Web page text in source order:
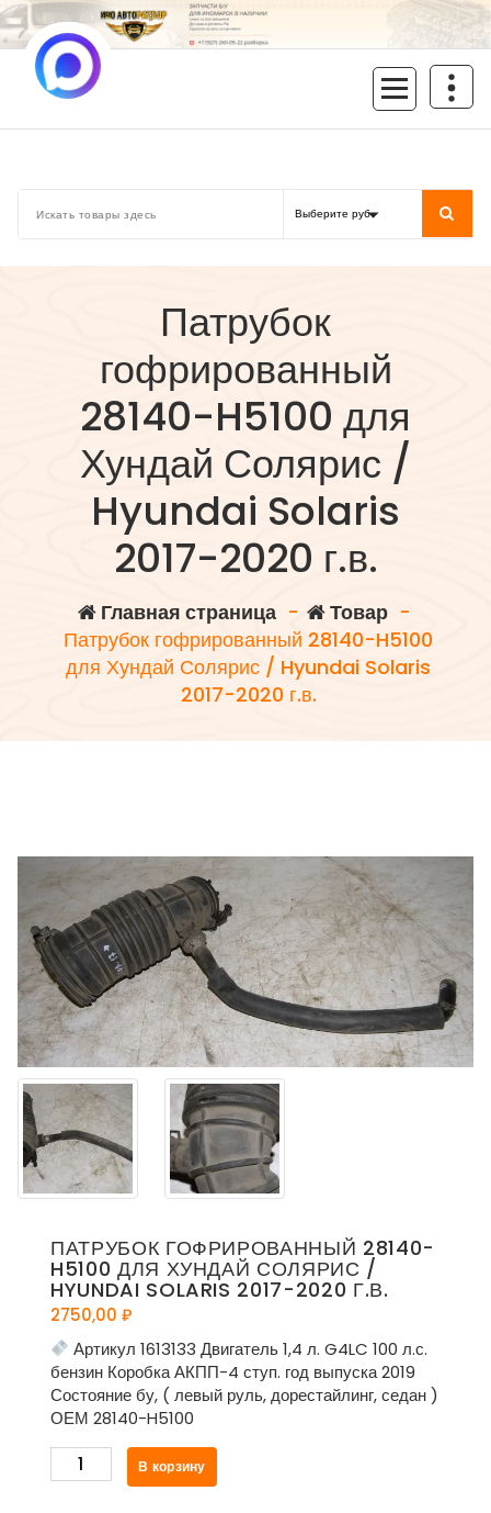
Перейти
к
содержимому
Патрубок
гофрированный
28140-H5100 для
Хундай Солярис /
Hyundai Solaris
2017-2020 г.в.
Главная страница- Товар-
Патрубок гофрированный 28140-H5100
для Хундай Солярис / Hyundai Solaris
2017-2020 г.в.
ПАТРУБОК ГОФРИРОВАННЫЙ 28140-
H5100 ДЛЯ ХУНДАЙ СОЛЯРИС /
HYUNDAI SOLARIS 2017-2020 Г.В.
2750,00 ₽
Артикул 1613133 Двигатель 1,4 л. G4LC 100 л.с.
бензин Коробка АКПП-4 ступ. год выпуска 2019
Состояние бу, ( левый руль, дорестайлинг, седан )
ОЕМ 28140-H5100
Количество
товара
В корзину